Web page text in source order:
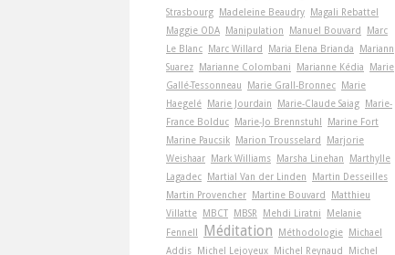
Strasbourg Madeleine Beaudry Magali Rebattel
Maggie ODA Manipulation Manuel Bouvard
Marc
Le Blanc Marc Willard Maria Elena Brianda
Mariann
Suarez Marianne Colombani Marianne Kédia
Marie
Gallé-Tessonneau
Marie Grall-Bronnec Marie
Haegelé Marie Jourdain Marie-Claude Saiag Marie-
France Bolduc Marie-Jo Brennstuhl
Marine Fort
Marine Paucsik Marion Trousselard
Marjorie
Weishaar Mark Williams Marsha Linehan
Marthylle
Lagadec Martial Van der Linden
Martin Desseilles
Martin Provencher Martine Bouvard
Matthieu
Villatte MBCT MBSR Mehdi Liratni
Melanie
Fennell
Méditation Méthodologie Michael
Addis Michel Lejoyeux Michel Reynaud
Michel